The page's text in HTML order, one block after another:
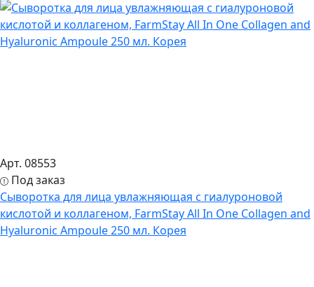
Арт. 08553
Под заказ
Сыворотка для лица увлажняющая с гиалуроновой
кислотой и коллагеном, FarmStay All In One Collagen and
Hyaluronic Ampoule 250 мл. Корея